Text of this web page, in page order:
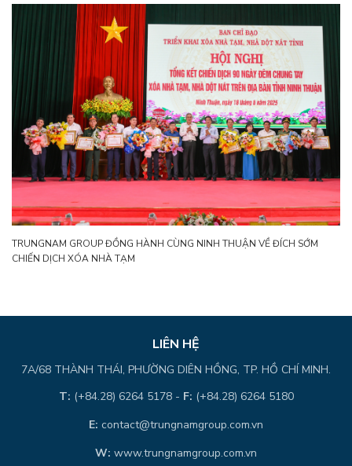
TRUNGNAM GROUP ĐỒNG HÀNH CÙNG NINH THUẬN VỀ ĐÍCH SỚM
CHIẾN DỊCH XÓA NHÀ TẠM
LIÊN HỆ
7A/68 THÀNH THÁI, PHƯỜNG DIÊN HỒNG, TP. HỒ CHÍ MINH.
T: (+84.28) 6264 5178 - F: (+84.28) 6264 5180
E: contact@trungnamgroup.com.vn
W: www.trungnamgroup.com.vn